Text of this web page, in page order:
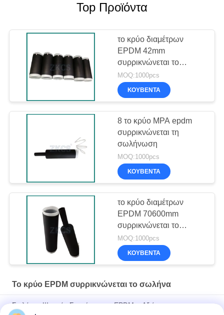
Top Προϊόντα
το κρύο διαμέτρων
EPDM 42mm
συρρικνώνεται το
σωλήνα
MOQ:1000pcs
ΚΟΥΒΈΝΤΑ
8 το κρύο MPA epdm
συρρικνώνεται τη
σωλήνωση
MOQ:1000pcs
ΚΟΥΒΈΝΤΑ
το κρύο διαμέτρων
EPDM 70600mm
συρρικνώνεται το
σωλήνα
MOQ:1000pcs
ΚΟΥΒΈΝΤΑ
Το κρύο EPDM συρρικνώνεται το σωλήνα
Σωλήνας Ψυχρής Συρρίκνωσης EPDM – Αξιόπιστη
Στεγανοποίηση για Καλώδια Τηλεπικοινωνιών & Ηλεκτρικά